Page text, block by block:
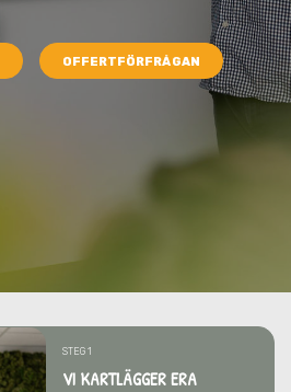
OFFERTFÖRFRÅGAN
STEG 1
VI KARTLÄGGER ERA